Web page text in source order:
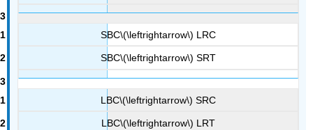
SBC\(\leftrightarrow\) LRC
SBC\(\leftrightarrow\) SRT
LBC\(\leftrightarrow\) SRC
LBC\(\leftrightarrow\) LRT